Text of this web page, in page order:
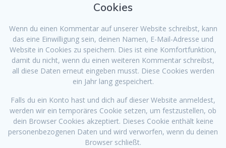
Cookies
Wenn du einen Kommentar auf unserer Website schreibst, kann
das eine Einwilligung sein, deinen Namen, E-Mail-Adresse und
Website in Cookies zu speichern. Dies ist eine Komfortfunktion,
damit du nicht, wenn du einen weiteren Kommentar schreibst,
all diese Daten erneut eingeben musst. Diese Cookies werden
ein Jahr lang gespeichert.
Falls du ein Konto hast und dich auf dieser Website anmeldest,
werden wir ein temporäres Cookie setzen, um festzustellen, ob
dein Browser Cookies akzeptiert. Dieses Cookie enthält keine
personenbezogenen Daten und wird verworfen, wenn du deinen
Browser schließt.